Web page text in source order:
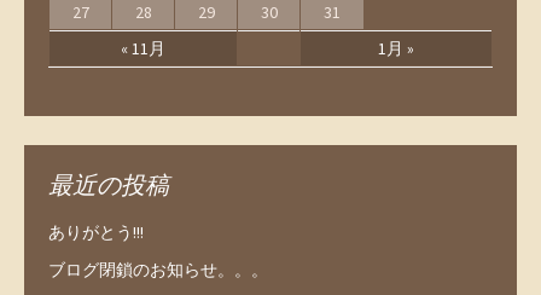
« 11月 1月 »
27
28 29 30 31
最近の投稿
ありがとう!!!
ブログ閉鎖のお知らせ。。。